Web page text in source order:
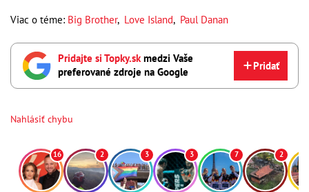
Viac o téme: Big Brother, Love Island, Paul Danan
Pridajte si Topky.skmedzi Vaše
preferované zdroje na Google
Pridať
Nahlásiť chybu
16 2 3 3 7 2